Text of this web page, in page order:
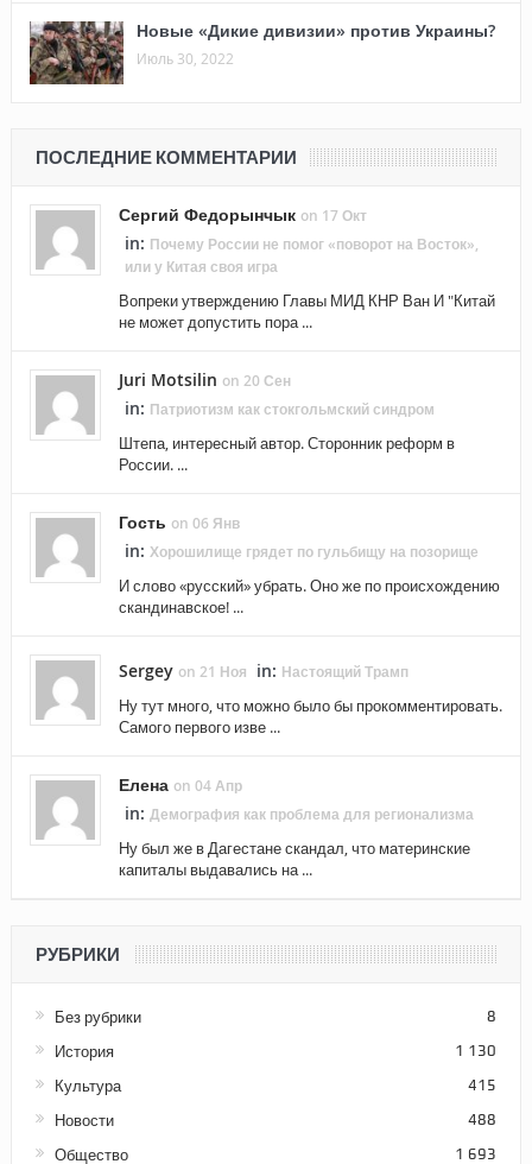
Новые «Дикие дивизии» против Украины?
Июль 30, 2022
ПОСЛЕДНИЕ КОММЕНТАРИИ
Сергий Федорынчык on 17 Окт
in: Почему России не помог «поворот на Восток»,
или у Китая своя игра
Вопреки утверждению Главы МИД КНР Ван И "Китай
не может допустить пора ...
Juri Motsilin on 20 Сен
in: Патриотизм как стокгольмский синдром
Штепа, интересный автор. Сторонник реформ в
России. ...
Гость on 06 Янв
in: Хорошилище грядет по гульбищу на позорище
И слово «русский» убрать. Оно же по происхождению
скандинавское! ...
Sergey on 21 Ноя in: Настоящий Трамп
Ну тут много, что можно было бы прокомментировать.
Самого первого изве ...
Елена on 04 Апр
in: Демография как проблема для регионализма
Ну был же в Дагестане скандал, что материнские
капиталы выдавались на ...
РУБРИКИ
Без рубрики 8
История 1 130
Культура 415
Новости 488
Общество 1 693